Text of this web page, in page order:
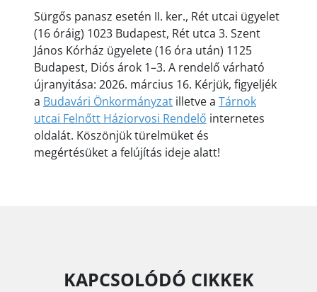
Sürgős panasz esetén II. ker., Rét utcai ügyelet
(16 óráig) 1023 Budapest, Rét utca 3. Szent
János Kórház ügyelete (16 óra után) 1125
Budapest, Diós árok 1–3. A rendelő várható
újranyitása: 2026. március 16. Kérjük, figyeljék
a Budavári Önkormányzat illetve a Tárnok
utcai Felnőtt Háziorvosi Rendelő internetes
oldalát. Köszönjük türelmüket és
megértésüket a felújítás ideje alatt!
KAPCSOLÓDÓ CIKKEK